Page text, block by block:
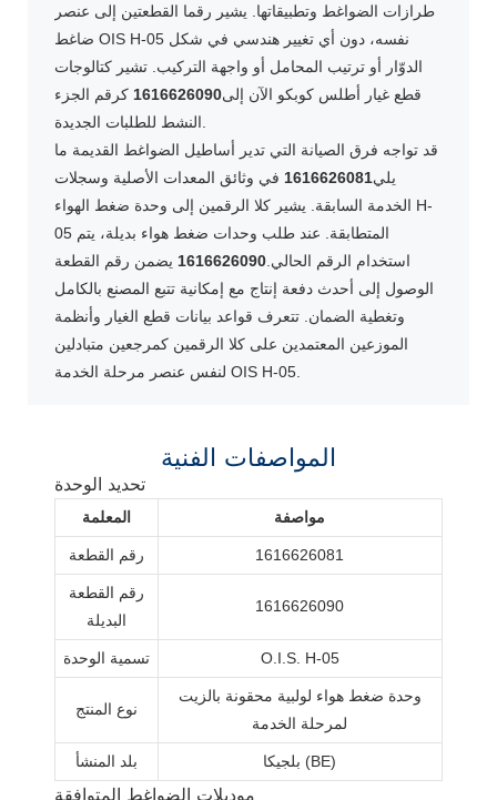
طرازات الضواغط وتطبيقاتها. يشير رقما القطعتين إلى عنصر
ضاغط OIS H-05 نفسه، دون أي تغيير هندسي في شكل
الدوّار أو ترتيب المحامل أو واجهة التركيب. تشير كتالوجات
قطع غيار أطلس كوبكو الآن إلى1616626090 كرقم الجزء
قد تواجه فرق الصيانة التي تدير أساطيل الضواغط القديمة ما
يلي1616626081 في وثائق المعدات الأصلية وسجلات
الخدمة السابقة. يشير كلا الرقمين إلى وحدة ضغط الهواء H-
05 المتطابقة. عند طلب وحدات ضغط هواء بديلة، يتم
استخدام الرقم الحالي.1616626090 يضمن رقم القطعة
الوصول إلى أحدث دفعة إنتاج مع إمكانية تتبع المصنع بالكامل
وتغطية الضمان. تتعرف قواعد بيانات قطع الغيار وأنظمة
الموزعين المعتمدين على كلا الرقمين كمرجعين متبادلين
لنفس عنصر مرحلة الخدمة OIS H-05.
المواصفات الفنية
تحديد الوحدة
المعلمة مواصفة
رقم القطعة 1616626081
رقم القطعة
البديلة
1616626090
تسمية الوحدة O.I.S. H-05
نوع المنتج
وحدة ضغط هواء لولبية محقونة بالزيت
لمرحلة الخدمة
بلد المنشأ بلجيكا (BE)
موديلات الضواغط المتوافقة